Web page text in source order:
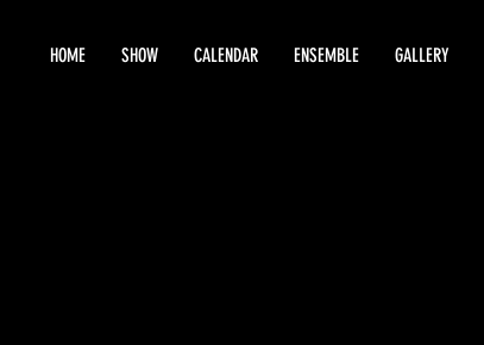
HOME SHOW CALENDAR ENSEMBLE GALLERY